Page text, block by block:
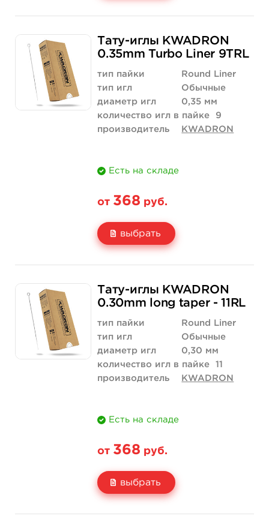
Цена
Количество
368 руб.
купить
3 500 руб.
купить
Тату-иглы KWADRON
0.35mm Turbo Liner 9TRL
тип пайки
Round Liner
тип игл
Обычные
диаметр игл
0,35 мм
количество игл в пайке
9
производитель
KWADRON
Есть на складе
от 368 руб.
выбрать
Цена
Количество
368 руб.
купить
3 500 руб.
нет на складе
Тату-иглы KWADRON
0.30mm long taper - 11RL
тип пайки
Round Liner
тип игл
Обычные
диаметр игл
0,30 мм
количество игл в пайке
11
производитель
KWADRON
Есть на складе
от 368 руб.
выбрать